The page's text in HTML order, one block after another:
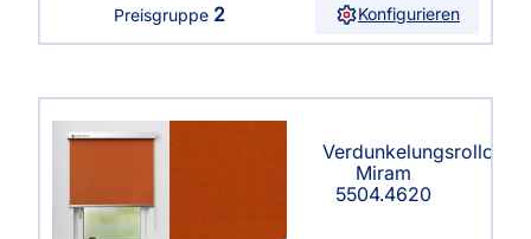
Preisgruppe 2 Konfigurieren
Verdunkelungsrollo
Miram
5504.4620